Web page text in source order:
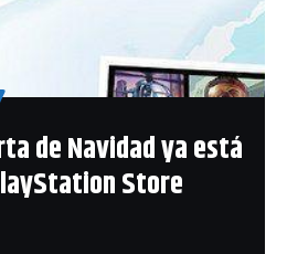
de Navidad ya está
Store